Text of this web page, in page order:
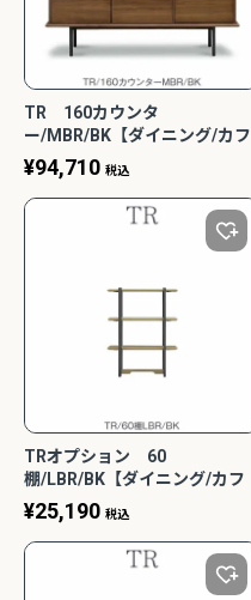
TR 160カウンタ
ー/MBR/BK【ダイニング/カフ
ェ風/収納/サンキコーポレーシ
ョン】
¥94,710 税込
TRオプション 60
棚/LBR/BK【ダイニング/カフ
ェ風/収納/サンキコーポレーシ
ョン】
¥25,190 税込